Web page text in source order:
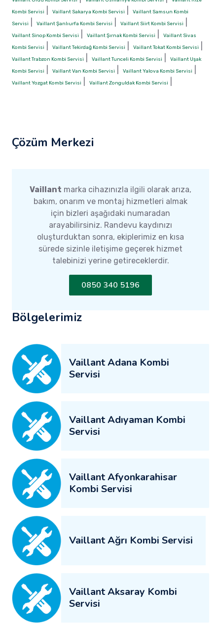
Kombi Servisi
Vaillant Sakarya Kombi Servisi
Vaillant Samsun Kombi
Servisi
Vaillant Şanlıurfa Kombi Servisi Vaillant Siirt Kombi Servisi
Vaillant Sinop Kombi Servisi Vaillant Şırnak Kombi Servisi
Vaillant Sivas
Kombi Servisi
Vaillant Tekirdağ Kombi Servisi Vaillant Tokat Kombi Servisi
Vaillant Trabzon Kombi Servisi Vaillant Tunceli Kombi Servisi
Vaillant Uşak
Kombi Servisi
Vaillant Van Kombi Servisi Vaillant Yalova Kombi Servisi
Vaillant Yozgat Kombi Servisi Vaillant Zonguldak Kombi Servisi
Çözüm Merkezi
Vaillant marka cihazınızla ilgili olarak arıza,
bakım, onarım ve montaj hizmetleri almak
için bizleri aşağıdaki numaradan
arayabilirsiniz. Randevu kaydınızı
oluşturduktan sonra, ekiplerimiz en kısa
sürede sizinle iletişime geçerek hizmet
talebinizi yerine getireceklerdir.
0850 340 5196
Bölgelerimiz
Vaillant Adana Kombi
Servisi
Vaillant Adıyaman Kombi
Servisi
Vaillant Afyonkarahisar
Kombi Servisi
Vaillant Ağrı Kombi Servisi
Vaillant Aksaray Kombi
Servisi